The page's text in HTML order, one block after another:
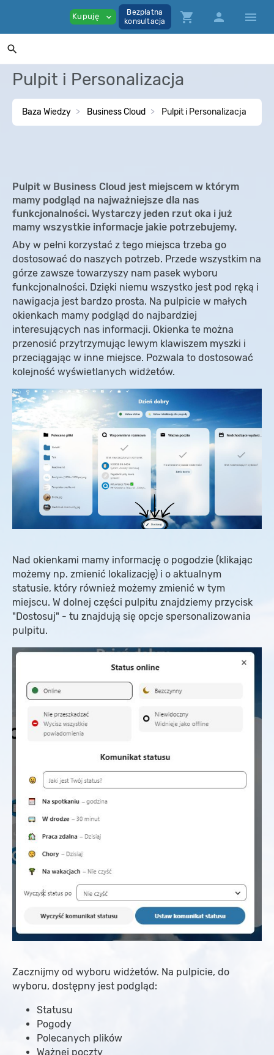
Kupuję expand_more
Bezpłatna
konsultacja
shopping_cart person menu
search
Pulpit i Personalizacja
Baza Wiedzy Business Cloud Pulpit i Personalizacja
Pulpit w Business Cloud jest miejscem w którym
mamy podgląd na najważniejsze dla nas
funkcjonalności. Wystarczy jeden rzut oka i już
mamy wszystkie informacje jakie potrzebujemy.
Aby w pełni korzystać z tego miejsca trzeba go
dostosować do naszych potrzeb. Przede wszystkim na
górze zawsze towarzyszy nam pasek wyboru
funkcjonalności. Dzięki niemu wszystko jest pod ręką i
nawigacja jest bardzo prosta. Na pulpicie w małych
okienkach mamy podgląd do najbardziej
interesujących nas informacji. Okienka te można
przenosić przytrzymując lewym klawiszem myszki i
przeciągając w inne miejsce. Pozwala to dostosować
kolejność wyświetlanych widżetów.
Nad okienkami mamy informację o pogodzie (klikając
możemy np. zmienić lokalizację) i o aktualnym
statusie, który również możemy zmienić w tym
miejscu. W dolnej części pulpitu znajdziemy przycisk
"Dostosuj" - tu znajdują się opcje spersonalizowania
pulpitu.
Zacznijmy od wyboru widżetów. Na pulpicie, do
wyboru, dostępny jest podgląd:
Statusu
Pogody
Polecanych plików
Ważnej poczty